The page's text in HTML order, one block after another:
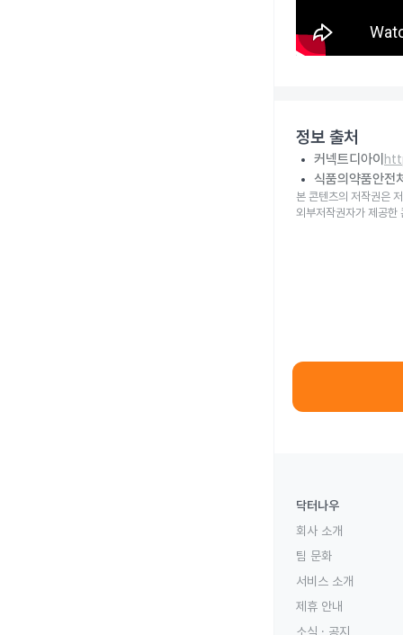
정보 출처
커넥트디아이
식품의약품안전
본 콘텐츠의 저작권은
외부저작권자가 제공한
닥터나우
회사 소개
팀 문화
서비스 소개
제휴 안내
소식 · 공지